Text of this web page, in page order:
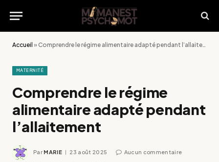
Accueil » Comprendre le régime alimentaire adapté pendant l’allaitement
MATERNITÉ
Comprendre le régime
alimentaire adapté pendant
l’allaitement
Par MARIE 23 août 2025 Aucun commentaire